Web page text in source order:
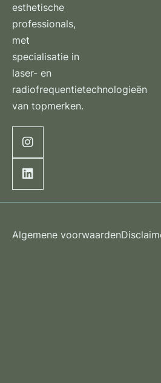
esthetische
professionals,
met
specialisatie in
laser- en
radiofrequentietechnologieën
van topmerken.
Algemene voorwaarden